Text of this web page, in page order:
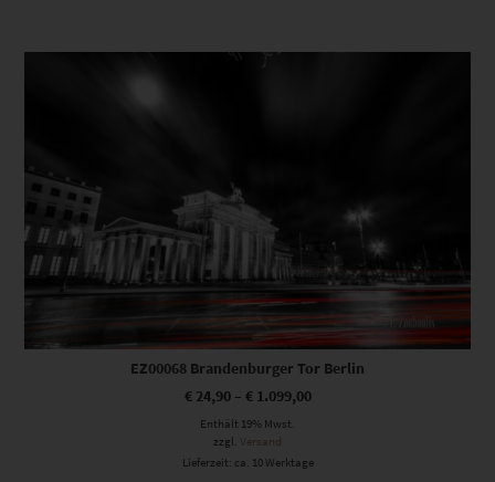
Dieses Produkt weist mehrere Varianten auf. Die Optionen können auf der Produktseite gewählt werden
EZ00068 Brandenburger Tor Berlin
€24,90– €1.099,00
Enthält 19% Mwst.
zzgl.
Versand
Lieferzeit: ca. 10 Werktage